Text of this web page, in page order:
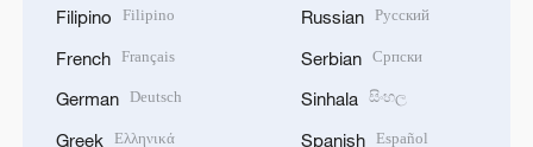
Filipino Filipino
French Français
German Deutsch
Greek Ελληνικά
Russian Русский
Serbian Српски
Sinhala සිංහල
Spanish Español